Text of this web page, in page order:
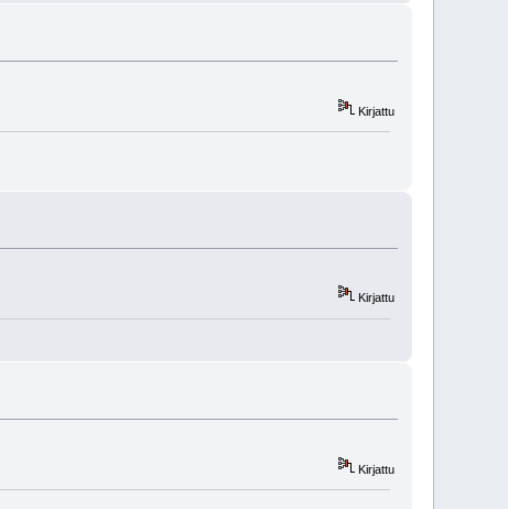
Kirjattu
Kirjattu
Kirjattu